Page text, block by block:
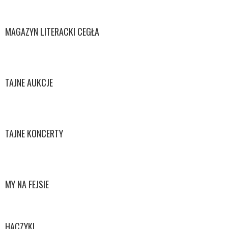
MAGAZYN LITERACKI CEGŁA
TAJNE AUKCJE
TAJNE KONCERTY
MY NA FEJSIE